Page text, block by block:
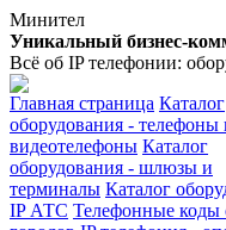
Минител
Уникальный бизнес-
Всё об IP телефонии:
Главная страница Каталог
оборудования - телефоны
видеотелефоны Каталог
оборудования - шлюзы и
терминалы Каталог
IP АТС Телефонные коды